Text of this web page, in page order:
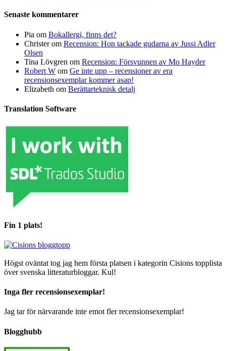
Senaste kommentarer
Pia om Bokallergi, finns det?
Christerom Recension: Hon tackade gudarna av Jussi Adler
Olsen
Tina Lövgren om Recension: Försvunnen av Mo Hayder
Robert W om Ge inte upp – recensioner av era
recensionsexemplar kommer asap!
Elizabeth om Berättarteknisk detalj
Translation Software
Fin 1 plats!
Högst oväntat tog jag hem första platsen i kategorin Cisions topplista
över svenska litteraturbloggar. Kul!
Inga fler recensionsexemplar!
Jag tar för närvarande inte emot fler recensionsexemplar!
Blogghubb